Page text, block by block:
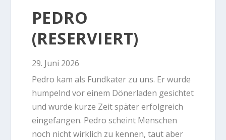
PEDRO
(RESERVIERT)
29. Juni 2026
Pedro kam als Fundkater zu uns. Er wurde
humpelnd vor einem Dönerladen gesichtet
und wurde kurze Zeit später erfolgreich
eingefangen. Pedro scheint Menschen
noch nicht wirklich zu kennen, taut aber